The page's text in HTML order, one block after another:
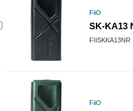
FiiO
SK-KA13
FIISKKA13NR
FiiO